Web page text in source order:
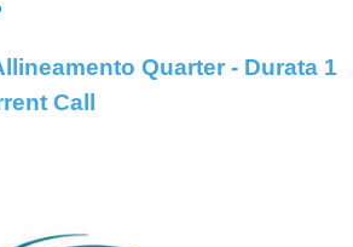
Corsi
Quarter - Durata 1
Call